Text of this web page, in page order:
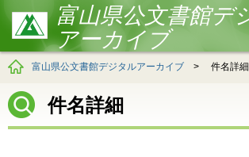
富山県公文書館デ
アーカイブ
富山県公文書館デジタルアーカイブ > 件名詳細
件名詳細